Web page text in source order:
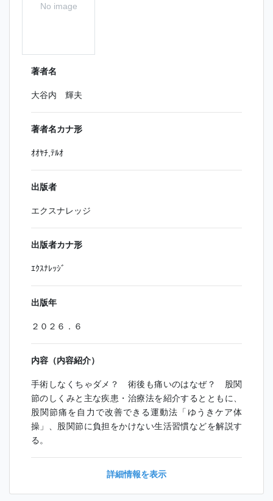
No image
著者名
大谷内 輝夫
著者名カナ形
ｵｵﾔﾁ,ﾃﾙｵ
出版者
エクスナレッジ
出版者カナ形
ｴｸｽﾅﾚｯｼﾞ
出版年
２０２６．６
内容（内容紹介）
手術しなくちゃダメ？ 術後も痛いのはなぜ？ 股関
節のしくみと主な疾患・治療法を紹介するとともに、
股関節痛を自力で改善できる運動法「ゆうきケア体
操」、股関節に負担をかけない生活習慣などを解説す
る。
詳細情報を表示